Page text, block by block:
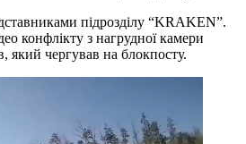
підрозділу “KRAKEN”.
конфлікту з нагрудної камери
який чергував на блокпосту.